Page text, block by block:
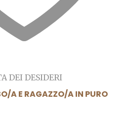
DEI DESIDERI
A E RAGAZZO/A IN PURO